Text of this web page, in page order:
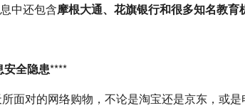
中还包含摩根大通、花旗银行和很多知名教育
安全隐患****
面对的网络购物，不论是淘宝还是京东，或